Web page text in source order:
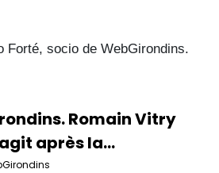
Forté, socio de WebGirondins.